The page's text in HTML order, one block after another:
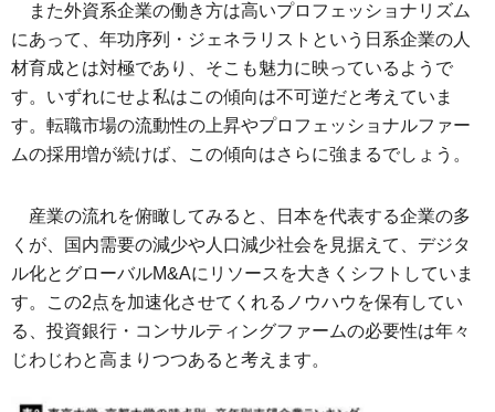
また外資系企業の働き方は高いプロフェッショナリズム
にあって、年功序列・ジェネラリストという日系企業の人
材育成とは対極であり、そこも魅力に映っているようで
す。いずれにせよ私はこの傾向は不可逆だと考えていま
す。転職市場の流動性の上昇やプロフェッショナルファー
ムの採用増が続けば、この傾向はさらに強まるでしょう。
産業の流れを俯瞰してみると、日本を代表する企業の多
くが、国内需要の減少や人口減少社会を見据えて、デジタ
ル化とグローバルM&Aにリソースを大きくシフトしていま
す。この2点を加速化させてくれるノウハウを保有してい
る、投資銀行・コンサルティングファームの必要性は年々
じわじわと高まりつつあると考えます。